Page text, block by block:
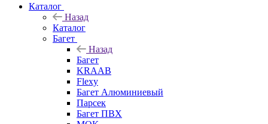
Каталог
Назад
Каталог
Багет
Назад
Багет
KRAAB
Flexy
Багет Алюминиевый
Парсек
Багет ПВХ